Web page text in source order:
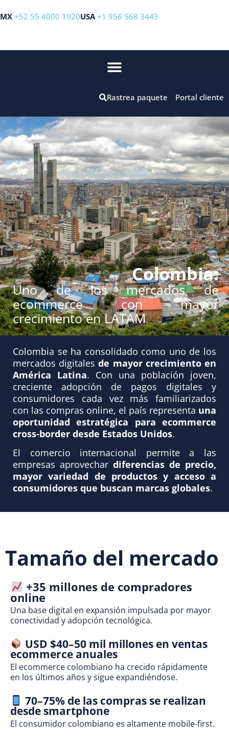
MX +52 55 4000 1920USA +1 956 568 3443
Portal cliente
Rastrea paquete
Colombia:
Uno de los mercados de
ecommerce con mayor
crecimiento en LATAM
Colombia se ha consolidado como uno de los
mercados digitalesde mayor crecimiento en
América Latina. Con una población joven,
creciente adopción de pagos digitales y
consumidores cada vez más familiarizados
con las compras online, el país representa una
oportunidad estratégica para ecommerce
cross-border desde Estados Unidos.
El comercio internacional permite a las
empresas aprovechar diferencias de precio,
mayor variedad de productos y acceso a
consumidores que buscan marcas globales.
Tamaño del mercado
+35 millones de compradores
online
Una base digital en expansión impulsada por mayor
conectividad y adopción tecnológica.
USD $40–50 mil millones en ventas
ecommerce anuales
El ecommerce colombiano ha crecido rápidamente
en los últimos años y sigue expandiéndose.
70–75% de las compras se realizan
desde smartphone
El consumidor colombiano es altamente mobile-first.